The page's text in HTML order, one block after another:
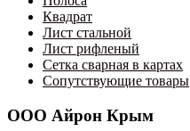
Квадрат
Лист стальной
Лист рифленый
Сетка сварная в картах
Сопутствующие товары
ООО Айрон Крым